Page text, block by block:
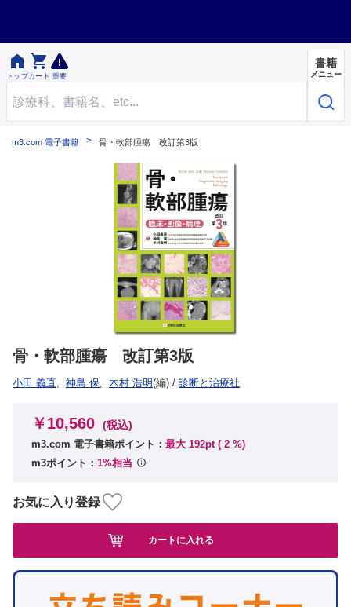

トップ

カート 重要
書籍
メニュー
m3.com 電子書籍 骨・軟部腫瘍 改訂第3版
骨・軟部腫瘍 改訂第3版
小田 義直, 神島 保, 木村 浩明(編) / 診断と治療社
￥10,560 (税込)
m3.com 電子書籍ポイント： 最大 192pt ( 2 %)
m3ポイント： 1%相当
お気に入り登録
カートに入れる